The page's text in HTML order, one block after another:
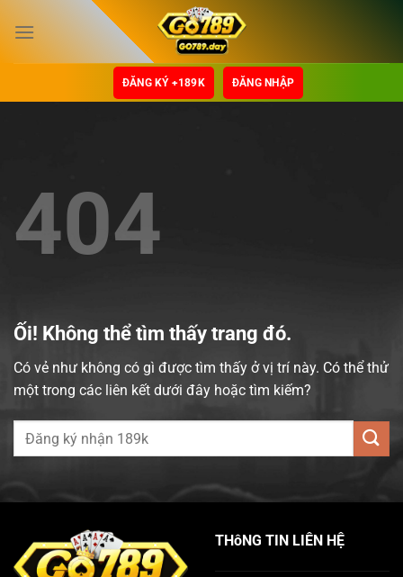
đến
ĐĂNG KÝ +189K ĐĂNG NHẬP
404
Ối! Không thể tìm thấy trang đó.
Có vẻ như không có gì được tìm thấy ở vị trí này. Có thể thử
một trong các liên kết dưới đây hoặc tìm kiếm?
THôNG TIN LIÊN HỆ